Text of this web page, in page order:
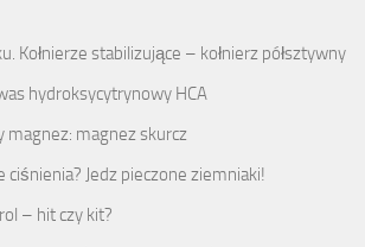
Kołnierze stabilizujące – kołnierz półsztywny
hydroksycytrynowy HCA
magnez: magnez skurcz
ciśnienia? Jedz pieczone ziemniaki!
– hit czy kit?